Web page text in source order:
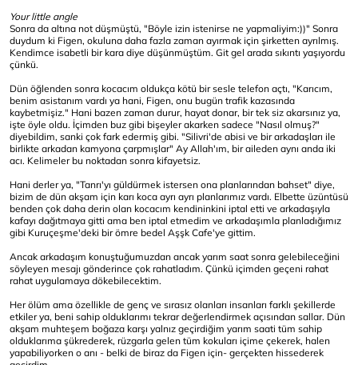
Your little angle
Sonra da altına not düşmüştü, "Böyle izin istenirse ne yapmaliyim:))" Sonra
duydum ki Figen, okuluna daha fazla zaman ayırmak için şirketten ayrılmış.
Kendimce isabetli bir kara diye düşünmüştüm. Git gel arada sıkıntı yaşıyordu
çünkü.
Dün öğlenden sonra kocacım oldukça kötü bir sesle telefon açtı, "Karıcım,
benim asistanım vardı ya hani, Figen, onu bugün trafik kazasında
kaybetmişiz." Hani bazen zaman durur, hayat donar, bir tek siz akarsınız ya,
işte öyle oldu. İçimden buz gibi bişeyler akarken sadece "Nasıl olmuş?"
diyebildim, sanki çok fark edermiş gibi. "Silivri'de abisi ve bir arkadaşları ile
birlikte arkadan kamyona çarpmışlar" Ay Allah'ım, bir aileden aynı anda iki
acı. Kelimeler bu noktadan sonra kifayetsiz.
Hani derler ya, "Tanrı'yı güldürmek istersen ona planlarından bahset" diye,
bizim de dün akşam için karı koca ayrı ayrı planlarımız vardı. Elbette üzüntüsü
benden çok daha derin olan kocacım kendininkini iptal etti ve arkadaşıyla
kafayı dağıtmaya gitti ama ben iptal etmedim ve arkadaşımla planladığımız
gibi Kuruçeşme'deki bir ömre bedel Aşşk Cafe'ye gittim.
Ancak arkadaşım konuştuğumuzdan ancak yarım saat sonra gelebileceğini
söyleyen mesajı gönderince çok rahatladım. Çünkü içimden geçeni rahat
rahat uygulamaya dökebilecektim.
Her ölüm ama özellikle de genç ve sırasız olanları insanları farklı şekillerde
etkiler ya, beni sahip olduklarımı tekrar değerlendirmek açısından sallar. Dün
akşam muhteşem boğaza karşı yalnız geçirdiğim yarım saati tüm sahip
olduklarıma şükrederek, rüzgarla gelen tüm kokuları içime çekerek, halen
yapabiliyorken o anı - belki de biraz da Figen için- gerçekten hissederek